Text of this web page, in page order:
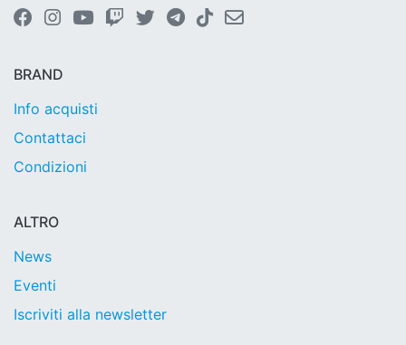
BRAND
Info acquisti
Contattaci
Condizioni
ALTRO
News
Eventi
Iscriviti alla newsletter